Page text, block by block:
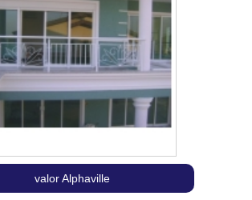
valor Alphaville